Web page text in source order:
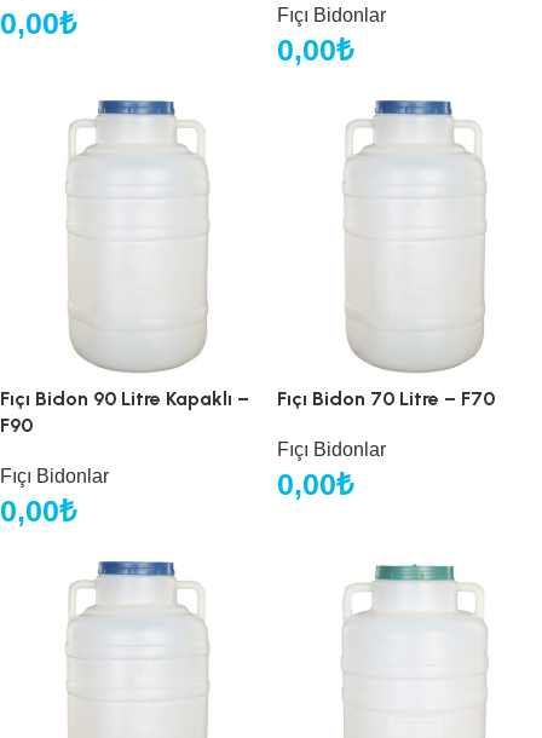
0,00₺ Fıçı Bidonlar
0,00₺
Fıçı Bidon 90 Litre Kapaklı –
F90
Fıçı Bidonlar
0,00₺
Fıçı Bidon 70 Litre – F70
Fıçı Bidonlar
0,00₺